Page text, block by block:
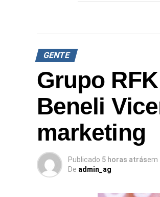
GENTE
Grupo
Beneli
marketing
Publicado 5 horas atrásem
De admin_ag